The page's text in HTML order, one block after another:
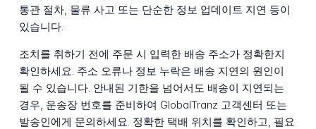
통관 절차, 물류 사고 또는 단순한 정보 업데이트 지연 등이
있습니다.
조치를 취하기 전에 주문 시 입력한 배송 주소가 정확한지
확인하세요. 주소 오류나 정보 누락은 배송 지연의 원인이
될 수 있습니다. 안내된 기한을 넘어서도 배송이 지연되는
경우, 운송장 번호를 준비하여 GlobalTranz 고객센터 또는
발송인에게 문의하세요. 정확한 택배 위치를 확인하고, 필요